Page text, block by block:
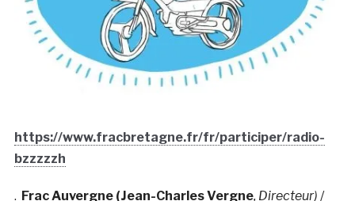
https://www.fracbretagne.fr/fr/participer/radio-
bzzzzzh
. Frac Auvergne (Jean-Charles Vergne, Directeur) /